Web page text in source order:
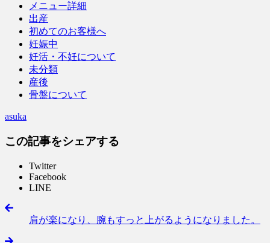
メニュー詳細
出産
初めてのお客様へ
妊娠中
妊活・不妊について
未分類
産後
骨盤について
asuka
この記事をシェアする
Twitter
Facebook
LINE
肩が楽になり、腕もすっと上がるようになりました。